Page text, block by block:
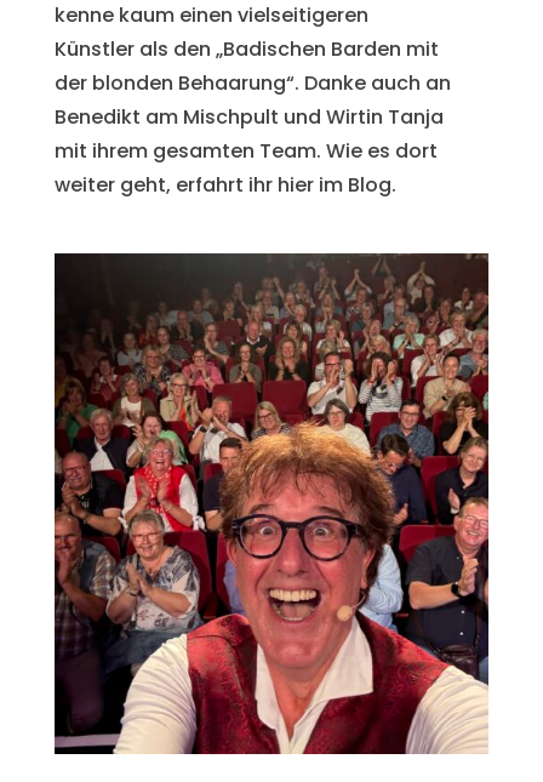
kenne kaum einen vielseitigeren
Künstler als den „Badischen Barden mit
der blonden Behaarung“. Danke auch an
Benedikt am Mischpult und Wirtin Tanja
mit ihrem gesamten Team. Wie es dort
weiter geht, erfahrt ihr hier im Blog.